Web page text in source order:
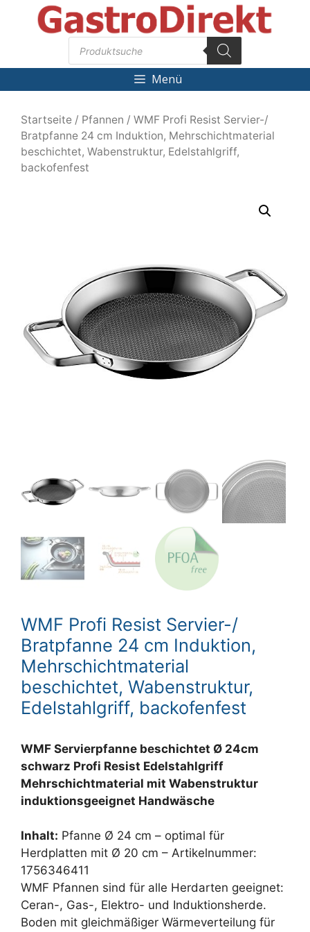
Products
search
Menü
Startseite / Pfannen / WMF Profi Resist Servier-/
Bratpfanne 24 cm Induktion, Mehrschichtmaterial
beschichtet, Wabenstruktur, Edelstahlgriff,
backofenfest
WMF Profi Resist Servier-/
Bratpfanne 24 cm Induktion,
Mehrschichtmaterial
beschichtet, Wabenstruktur,
Edelstahlgriff, backofenfest
WMF Servierpfanne beschichtet Ø 24cm
schwarz Profi Resist Edelstahlgriff
Mehrschichtmaterial mit Wabenstruktur
induktionsgeeignet Handwäsche
Inhalt: Pfanne Ø 24 cm – optimal für
Herdplatten mit Ø 20 cm – Artikelnummer:
1756346411
WMF Pfannen sind für alle Herdarten geeignet:
Ceran-, Gas-, Elektro- und Induktionsherde.
Boden mit gleichmäßiger Wärmeverteilung für